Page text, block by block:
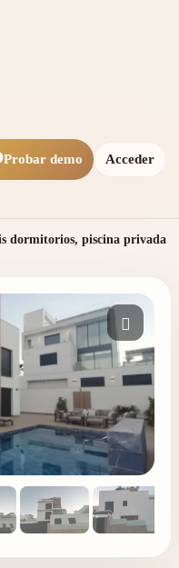
Probar demo Acceder
dormitorios, piscina privada